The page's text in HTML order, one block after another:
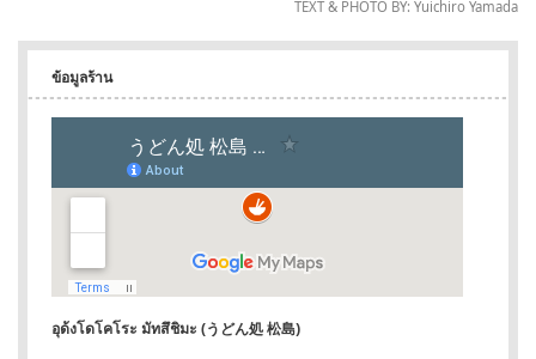
TEXT & PHOTO BY: Yuichiro Yamada
ข้อมูลร้าน
อุด้งโดโคโระ มัทสึชิมะ (うどん処 松島)